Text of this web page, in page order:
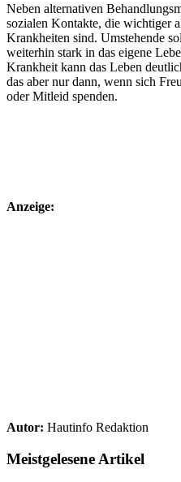
Neben alternativen
sozialen Kontakte, die wichtiger
Krankheiten sind. Umstehende
weiterhin stark in das eigene
Krankheit kann das Leben
das aber nur dann, wenn sich
oder Mitleid spenden.
Anzeige:
Autor: Hautinfo Redaktion
Meistgelesene Artikel